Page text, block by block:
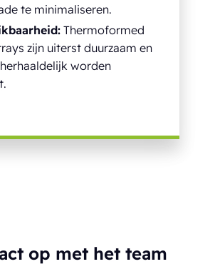
te minimaliseren.
Thermoformed
zijn uiterst duurzaam en
worden
op met het team